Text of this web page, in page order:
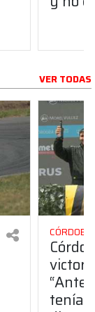
VER TODAS